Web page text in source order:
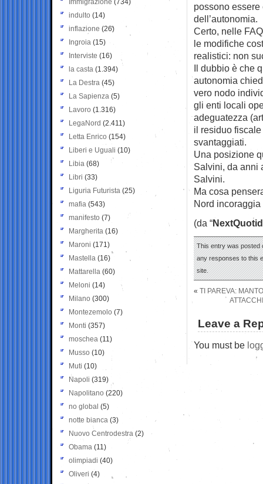
possono
dell’autonomia.
Certo, nelle
le modifiche
realistici: non
Il dubbio è che
autonomia
vero nodo
gli enti locali
adeguatezza
il residuo
svantaggiati.
Una posizione
Salvini, da anni
Salvini.
Ma cosa
Nord
(da “
This entry was posted
any responses to this
site.
« TI PAREVA:
Leave a
You must be
Immigrazione (734)
indulto (14)
inflazione (26)
Ingroia (15)
Interviste (16)
la casta (1.394)
La Destra (45)
La Sapienza (5)
Lavoro (1.316)
LegaNord (2.411)
Letta Enrico (154)
Liberi e Uguali (10)
Libia (68)
Libri (33)
Liguria Futurista (25)
mafia (543)
manifesto (7)
Margherita (16)
Maroni (171)
Mastella (16)
Mattarella (60)
Meloni (14)
Milano (300)
Montezemolo (7)
Monti (357)
moschea (11)
Musso (10)
Muti (10)
Napoli (319)
Napolitano (220)
no global (5)
notte bianca (3)
Nuovo Centrodestra (2)
Obama (11)
olimpiadi (40)
Oliveri (4)